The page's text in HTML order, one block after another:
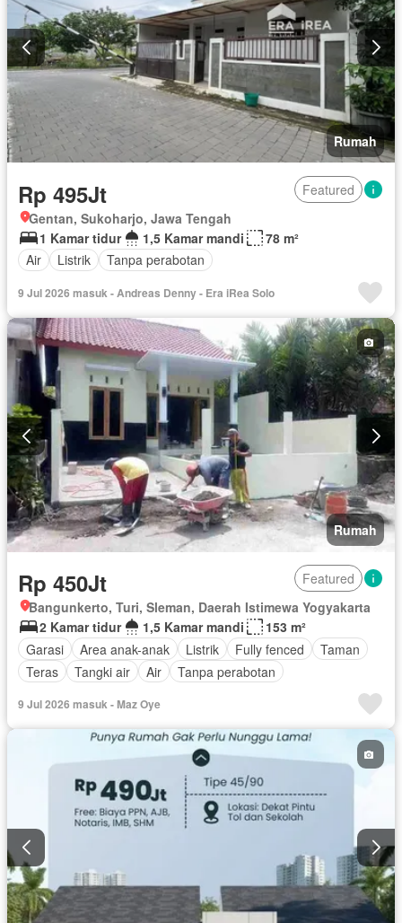
Rumah
Rp 495Jt
Featured
Gentan, Sukoharjo, Jawa Tengah
1 Kamar tidur
1,5 Kamar mandi
78 m²
Air
Listrik Tanpa perabotan
9 Jul 2026 masuk - Andreas Denny - Era iRea Solo
Rumah
Rp 450Jt
Featured
Bangunkerto, Turi, Sleman, Daerah Istimewa Yogyakarta
2 Kamar tidur
1,5 Kamar mandi
153 m²
Garasi
Area anak-anak Listrik Fully fenced
Taman
Teras
Tangki air Air Tanpa perabotan
9 Jul 2026 masuk - Maz Oye